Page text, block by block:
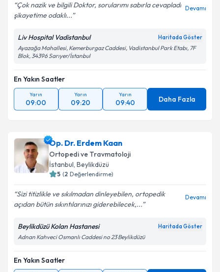
Çok nazik ve bilgili Doktor, sorularımı sabırla cevapladı
şikayetime odaklı...
Devamı
Liv Hospital Vadistanbul Haritada Göster
Ayazağa Mahallesi, Kemerburgaz Caddesi, Vadistanbul Park Etabı, 7F
Blok, 34396 Sarıyer/İstanbul
En Yakın Saatler
Yarın
09:00
Yarın
09:20
Yarın
09:40 Daha Fazla
Op. Dr. Erdem Kaan
Ortopedi ve Travmatoloji
İstanbul, Beylikdüzü
5 (2 Değerlendirme)
Sizi titizlikle ve sıkılmadan dinleyebilen, ortopedik
açıdan bütün sıkıntılarınızı giderebilecek,...
Devamı
Beylikdüzü Kolan Hastanesi Haritada Göster
Adnan Kahveci Osmanlı Caddesi no 23 Beylikdüzü
En Yakın Saatler